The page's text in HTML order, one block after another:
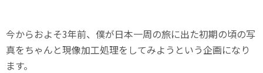
今からおよそ3年前、僕が日本一周の旅に出た初期の頃の写
真をちゃんと現像加工処理をしてみようという企画になり
ます。